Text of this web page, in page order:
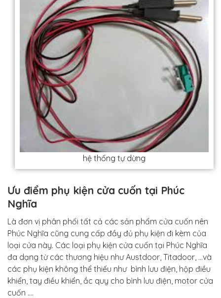
hệ thống tự dừng
Ưu điểm phụ kiện cửa cuốn tại Phúc
Nghĩa
Là đơn vị phân phối tất cả các sản phẩm cửa cuốn nên
Phúc Nghĩa cũng cung cấp đầy đủ phụ kiện đi kèm của
loại cửa này. Các loại phụ kiện cửa cuốn tại Phúc Nghĩa
đa dạng từ các thương hiệu như Austdoor, Titadoor, ...và
các phụ kiện không thể thiếu như bình lưu điện, hộp điều
khiển, tay điều khiển, ắc quy cho bình lưu điện, motor cửa
cuốn ....